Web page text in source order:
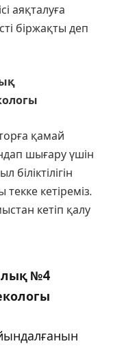
аяқталуға
біржақты деп
қамай
шығару үшін
кетіреміз.
кетіп қалу
№4